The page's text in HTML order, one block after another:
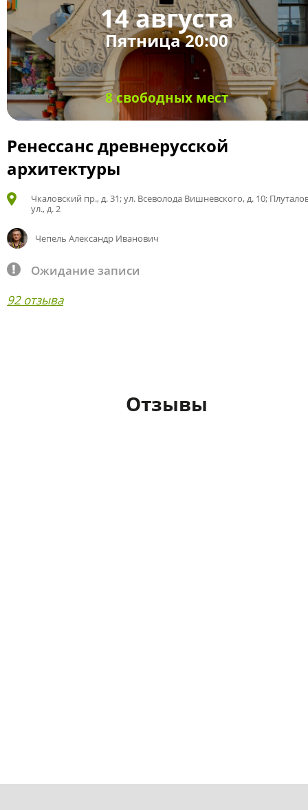
14 августа
Пятница 20:00
8 свободных мест
Ренессанс древнерусской
архитектуры
Чкаловский пр., д. 31; ул. Всеволода Вишневского, д. 10;
ул., д. 2
Чепель Александр Иванович
Ожидание записи
92 отзыва
Отзывы